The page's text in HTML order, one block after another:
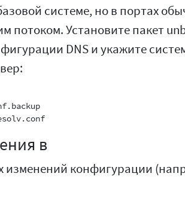
системе, но в портах
потоком. Установите пакет
DNS и укажите
# echo nameserver 127.0.0.1 > /etc/resolv.conf
в
изменений конфигурации